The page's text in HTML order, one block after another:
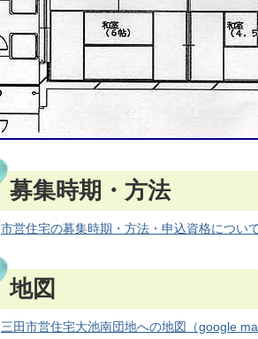
募集時期・方法
市営住宅の募集時期・方法・申込資格につい
地図
三田市営住宅大池南団地への地図（google